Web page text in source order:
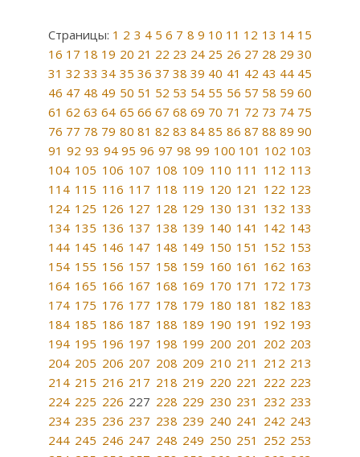
Страницы: 1 2 3 4 5 6 7 8 9 10 11 12 13 14 15
16 17 18 19 20 21 22 23 24 25 26 27 28 29 30
31 32 33 34 35 36 37 38 39 40 41 42 43 44 45
46 47 48 49 50 51 52 53 54 55 56 57 58 59 60
61 62 63 64 65 66 67 68 69 70 71 72 73 74 75
76 77 78 79 80 81 82 83 84 85 86 87 88 89 90
91 92 93 94 95 96 97 98 99 100 101 102 103
104 105 106 107 108 109 110 111 112 113
114 115 116 117 118 119 120 121 122 123
124 125 126 127 128 129 130 131 132 133
134 135 136 137 138 139 140 141 142 143
144 145 146 147 148 149 150 151 152 153
154 155 156 157 158 159 160 161 162 163
164 165 166 167 168 169 170 171 172 173
174 175 176 177 178 179 180 181 182 183
184 185 186 187 188 189 190 191 192 193
194 195 196 197 198 199 200 201 202 203
204 205 206 207 208 209 210 211 212 213
214 215 216 217 218 219 220 221 222 223
224 225 226 227 228 229 230 231 232 233
234 235 236 237 238 239 240 241 242 243
244 245 246 247 248 249 250 251 252 253